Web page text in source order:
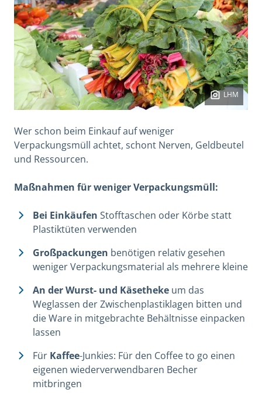
LHM
Wer schon beim Einkauf auf weniger
Verpackungsmüll achtet, schont Nerven, Geldbeutel
und Ressourcen.
Maßnahmen für weniger Verpackungsmüll:
Bei Einkäufen Stofftaschen oder Körbe statt
Plastiktüten verwenden
Großpackungen benötigen relativ gesehen
weniger Verpackungsmaterial als mehrere kleine
An der Wurst- und Käsetheke um das
Weglassen der Zwischenplastiklagen bitten und
die Ware in mitgebrachte Behältnisse einpacken
lassen
Für Kaffee-Junkies: Für den Coffee to go einen
eigenen wiederverwendbaren Becher
mitbringen